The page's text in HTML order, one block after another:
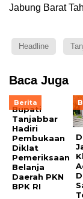
Jabung Barat
Headline
Baca Juga
Berita
Bupati
Tanjabbar
Hadiri
Pembukaan
Diklat
Pemeriksaan
Belanja
Daerah PKN
BPK RI